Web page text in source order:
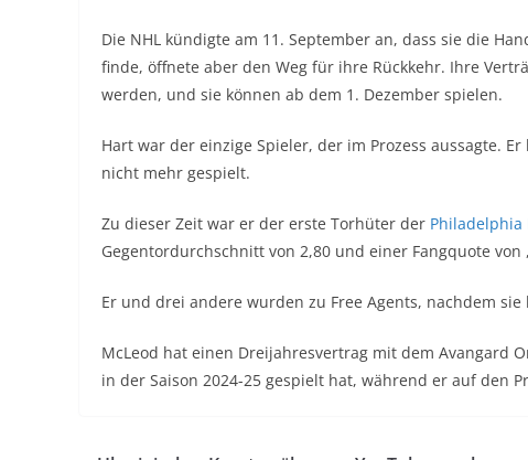
Die NHL kündigte am 11. September an, dass sie die
finde, öffnete aber den Weg für ihre Rückkehr. Ihre
werden, und sie können ab dem 1. Dezember spielen.
Hart war der einzige Spieler, der im Prozess aussagte.
nicht mehr gespielt.
Zu dieser Zeit war er der erste Torhüter der Philadelphia
Gegentordurchschnitt von 2,80 und einer Fangquote von
Er und drei andere wurden zu Free Agents, nachdem
McLeod hat einen Dreijahresvertrag mit dem Avangard
in der Saison 2024-25 gespielt hat, während er auf den